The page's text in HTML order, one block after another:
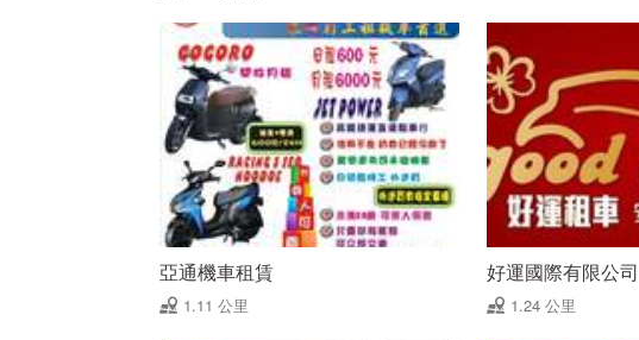
亞通機車租賃
1.11 公里
好運國際有限公司
1.24 公里